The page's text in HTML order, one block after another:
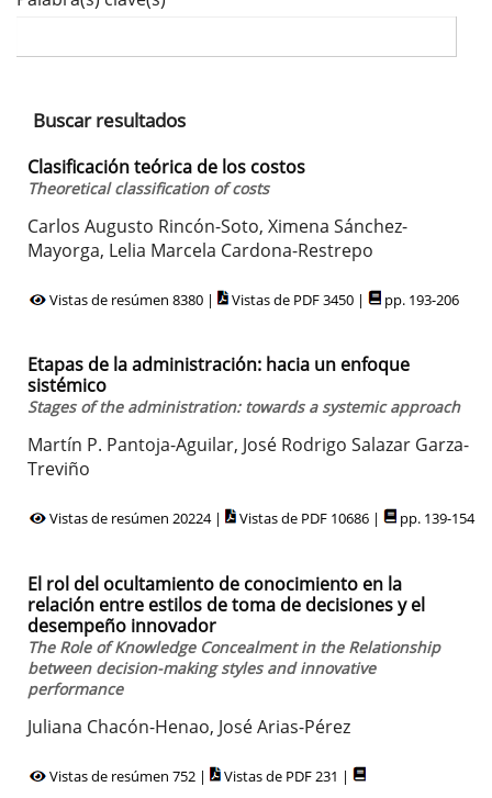
Buscar resultados
Clasificación teórica de los costos
Theoretical classification of costs
Carlos Augusto Rincón-Soto, Ximena Sánchez-
Mayorga, Lelia Marcela Cardona-Restrepo
Vistas de resúmen 8380 | Vistas de PDF 3450 | pp. 193-206
Etapas de la administración: hacia un enfoque
sistémico
Stages of the administration: towards a systemic approach
Martín P. Pantoja-Aguilar, José Rodrigo Salazar Garza-
Treviño
Vistas de resúmen 20224 | Vistas de PDF 10686 | pp. 139-154
El rol del ocultamiento de conocimiento en la
relación entre estilos de toma de decisiones y el
desempeño innovador
The Role of Knowledge Concealment in the Relationship
between decision-making styles and innovative
performance
Juliana Chacón-Henao, José Arias-Pérez
Vistas de resúmen 752 | Vistas de PDF 231 |